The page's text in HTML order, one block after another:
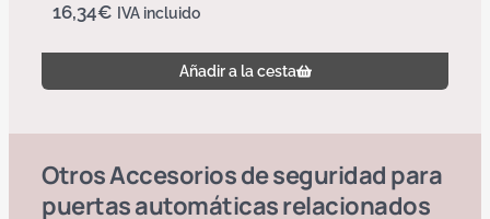
16,34€ IVA incluido
Añadir a la cesta
OtrosAccesorios de seguridad para
puertas automáticasrelacionados